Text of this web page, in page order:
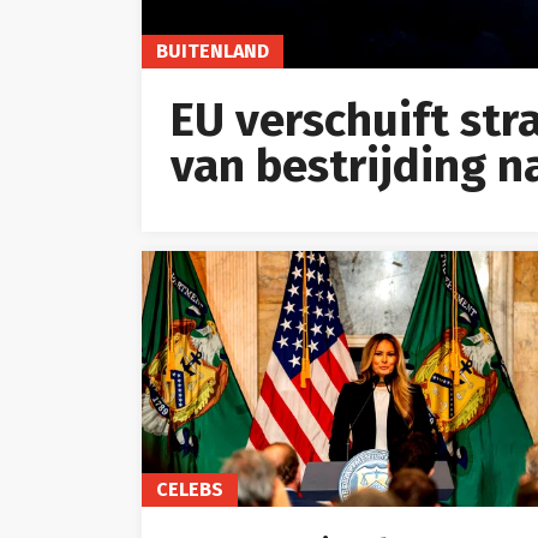
BUITENLAND
EU verschuift
van bestrijding
CELEBS